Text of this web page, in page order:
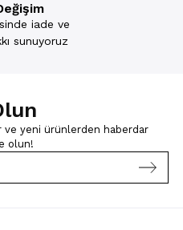
iade ve
sunuyoruz
ve yeni ürünlerden haberdar
olun!